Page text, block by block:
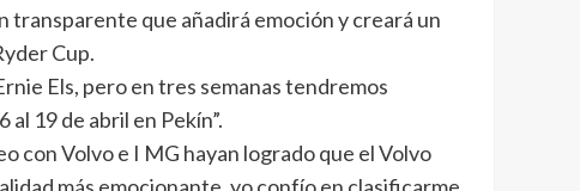
que añadirá emoción y creará un
Cup.
Els, pero en tres semanas tendremos
19 de abril en Pekín”.
con Volvo e I MG hayan logrado que el Volvo